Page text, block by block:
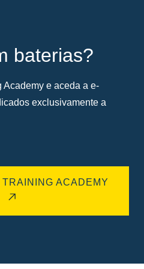
baterias?
Academy e aceda a e-
exclusivamente a
TRAINING ACADEMY